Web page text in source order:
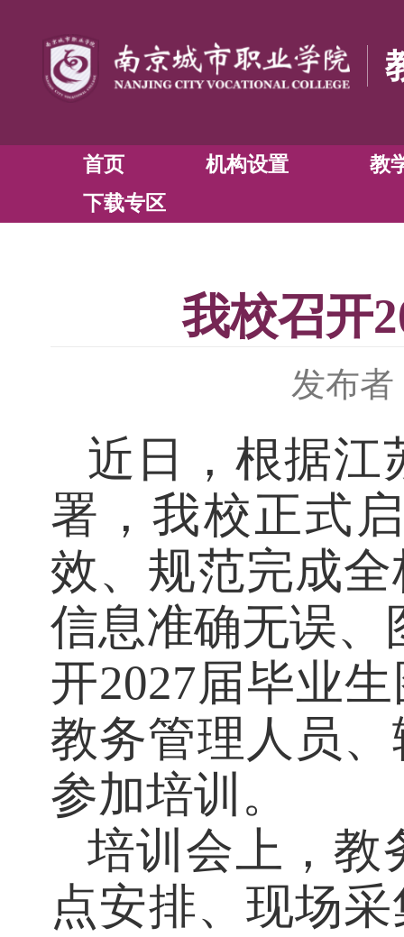
首页 机构设置
下载专区
我校召
发布
近日，根据
署，我校正式
效、规范完成
信息准确无误
开2027届毕业
教务管理人员
参加培训。
培训会上，